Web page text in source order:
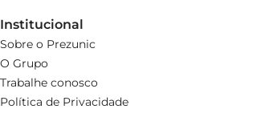
Institucional
Sobre o Prezunic
O Grupo
Trabalhe conosco
Política de Privacidade